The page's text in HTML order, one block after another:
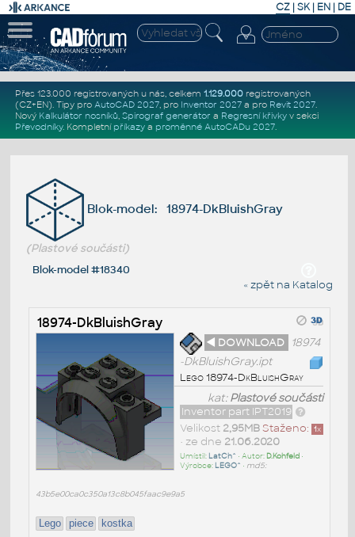
CZ | SK| EN | DE
Přes 123.000 registrovaných u nás, celkem 1.129.000registrovaných
(CZ+EN). Tipy pro AutoCAD 2027, pro Inventor 2027a pro Revit 2027.
Nový Kalkulátor nosníků, Spirograf generátor a Regresní křivkyv sekci
Převodníky. Kompletní příkazya proměnné AutoCADu 2027.
Blok-model: 18974-DkBluishGray
(Plastové součásti)
Blok-model #18340
« zpět na Katalog
18974-DkBluishGray
◄ DOWNLOAD
18974
-DkBluishGray.ipt
Lego 18974-DkBluishGray
kat:Plastové součásti
Inventor part IPT2019
Staženo: 1x
Velikost 2,95MB
• ze dne 21.06.2020
Umístil: LatCh^ • Autor: D.Kohfeld•
Výrobce: LEGO^ • md5:
43b5e00ca0c350a13c8b045faac9e9a5
Lego piece kostka